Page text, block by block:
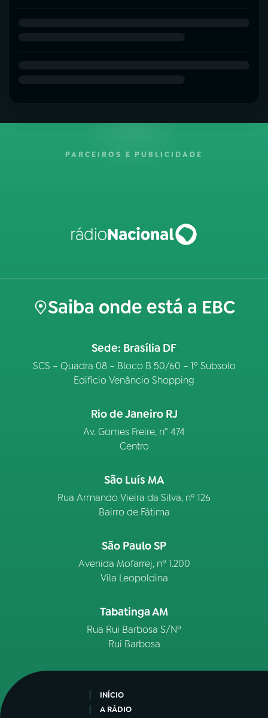
PARCEIROS E PUBLICIDADE
Saiba onde está a EBC
Sede: Brasília DF
SCS – Quadra 08 – Bloco B 50/60 – 1º Subsolo
Edifício Venâncio Shopping
Rio de Janeiro RJ
Av. Gomes Freire, n° 474
Centro
São Luís MA
Rua Armando Vieira da Silva, nº 126
Bairro de Fátima
São Paulo SP
Avenida Mofarrej, nº 1.200
Vila Leopoldina
Tabatinga AM
Rua Rui Barbosa S/Nº
Rui Barbosa
INÍCIO
A RÁDIO